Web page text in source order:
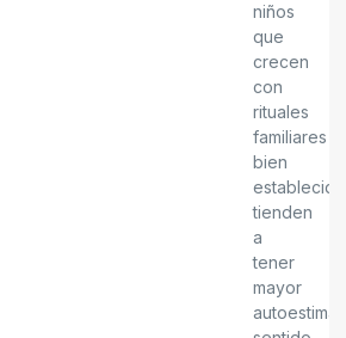
niños
que
crecen
con
rituales
familiares
bien
establecidos
tienden
a
tener
mayor
autoestima,